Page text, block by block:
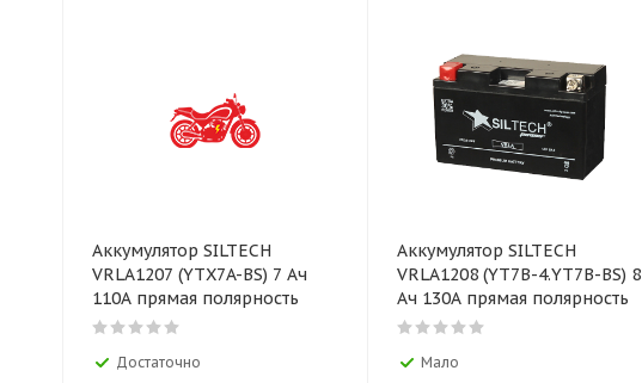
Аккумулятор SILTECH
VRLA1207 (YTX7A-BS) 7 Ач
110А прямая полярность
Достаточно
Аккумулятор SILTECH
VRLA1208 (YT7B-4.YT7B-BS) 8
Ач 130А прямая полярность
Мало